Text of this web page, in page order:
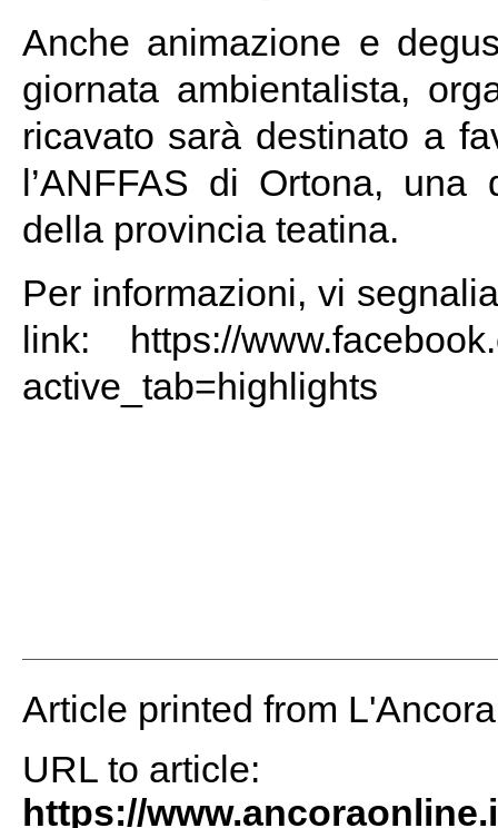
Anche animazione e
giornata ambientalista,
ricavato sarà destinato a
l’ANFFAS di Ortona,
della provincia teatina.
Per informazioni, vi
link: https://
active_tab=highlights
Article printed from
URL to article:
https://